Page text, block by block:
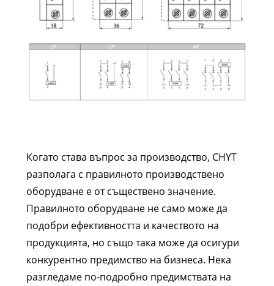
Когато става въпрос за производство, CHYT
разполага с правилното производствено
оборудване е от съществено значение.
Правилното оборудване не само може да
подобри ефективността и качеството на
продукцията, но също така може да осигури
конкурентно предимство на бизнеса. Нека
разгледаме по-подробно предимствата на